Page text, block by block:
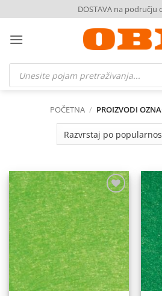
to
content
DOSTAVA na području
Products
search
POČETNA / PROIZVODI
Dodaj
na
listu
želja